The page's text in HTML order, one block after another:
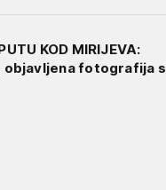
KOD MIRIJEVA:
objavljena fotografija s